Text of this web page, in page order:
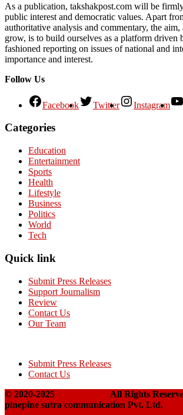
As a publication, takshakpost.com will be
public interest and democratic values. Apart
authoritative analysis and commentary, the aim,
grow, is to build ourselves as a platform driven
fashioned reporting on issues of national and
importance and interest.
Follow Us
Facebook Twitter Instagram
Categories
Education
Entertainment
Sports
Health
Lifestyle
Business
Politics
World
Tech
Quick link
Submit Press Releases
Support Journalism
Review
Contact Us
Our Team
Submit Press Releases
Contact Us
© 2020-2025
All Rights
pinepine sutra communication Pvt. Ltd.